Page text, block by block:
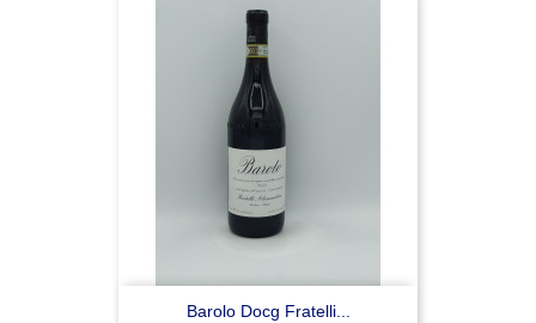
Barolo Docg Fratelli...